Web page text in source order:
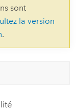
sont
la version
.